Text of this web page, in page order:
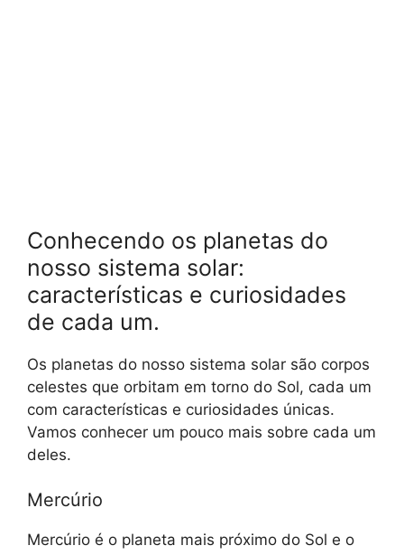
Conhecendo os planetas do
nosso sistema solar:
características e curiosidades
de cada um.
Os planetas do nosso sistema solar são corpos
celestes que orbitam em torno do Sol, cada um
com características e curiosidades únicas.
Vamos conhecer um pouco mais sobre cada um
deles.
Mercúrio
Mercúrio é o planeta mais próximo do Sol e o